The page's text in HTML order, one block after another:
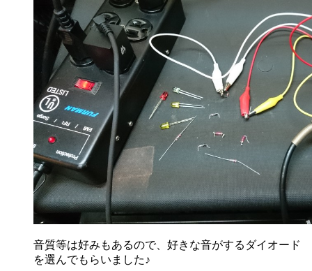
音質等は好みもあるので、好きな音がするダイオード
を選んでもらいました♪